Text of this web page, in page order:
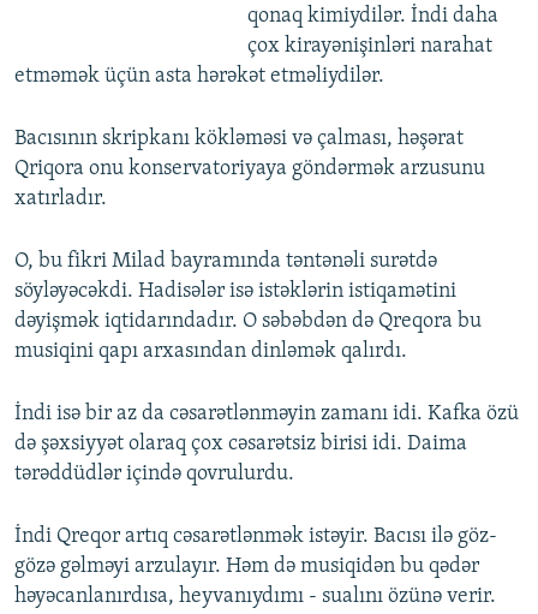
qonaq kimiydilər. İndi daha
çox kirayənişinləri narahat
etməmək üçün asta hərəkət etməliydilər.
Bacısının skripkanı kökləməsi və çalması, həşərat
Qriqora onu konservatoriyaya göndərmək arzusunu
xatırladır.
O, bu fikri Milad bayramında təntənəli surətdə
söyləyəcəkdi. Hadisələr isə istəklərin istiqamətini
dəyişmək iqtidarındadır. O səbəbdən də Qreqora bu
musiqini qapı arxasından dinləmək qalırdı.
İndi isə bir az da cəsarətlənməyin zamanı idi. Kafka özü
də şəxsiyyət olaraq çox cəsarətsiz birisi idi. Daima
tərəddüdlər içində qovrulurdu.
İndi Qreqor artıq cəsarətlənmək istəyir. Bacısı ilə göz-
gözə gəlməyi arzulayır. Həm də musiqidən bu qədər
həyəcanlanırdısa, heyvanıydımı - sualını özünə verir.